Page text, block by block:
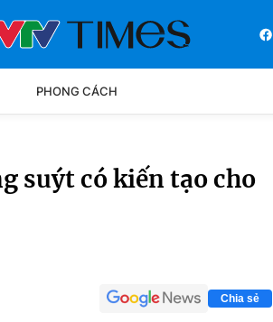
PHONG CÁCH
suýt có kiến tạo cho
Chia sẻ